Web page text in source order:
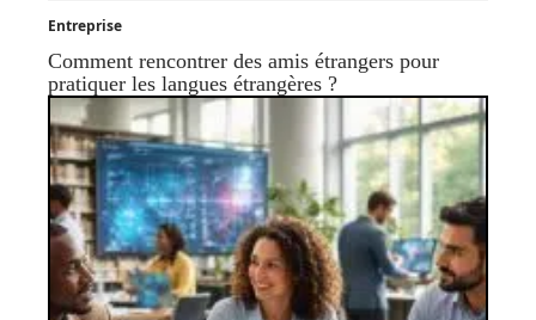
Entreprise
Comment rencontrer des amis étrangers pour
pratiquer les langues étrangères ?